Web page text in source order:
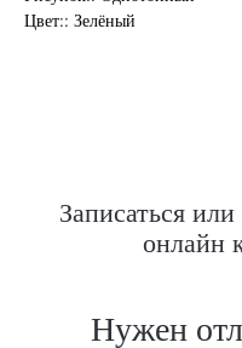
Цвет:: Зелёный
Записаться
онлайн
Какую ткань выбрать?
Какой фасон
Как должен сидеть